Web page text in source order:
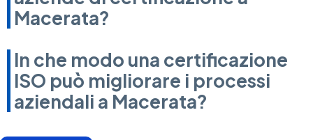
Macerata?
In che modo una certificazione
ISO può migliorare i processi
aziendali a Macerata?